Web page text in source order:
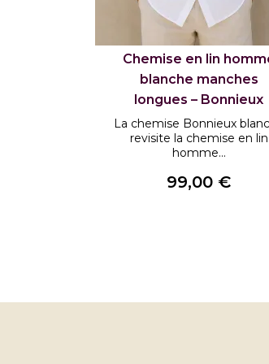
Chemise en lin
blanche manches
longues – Bonnieux
La chemise Bonnieux
revisite la chemise en lin
homme...
99,00 €